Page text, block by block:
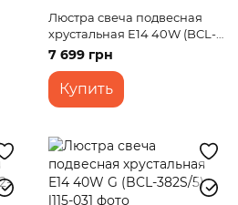
Люстра свеча подвесная
хрустальная E14 40W (BCL-
710S/8)
7 699 грн
Купить